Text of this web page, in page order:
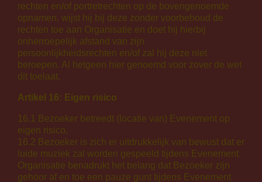
rechten en/of portretrechten op de bovengenoemde
opnamen, wijst hij bij deze zonder voorbehoud de
rechten toe aan Organisatie en doet hij hierbij
onherroepelijk afstand van zijn
persoonlijkheidsrechten en/of zal hij deze niet
beroepen. Al hetgeen hier genoemd voor zover de wet
dit toelaat.
Artikel 16: Eigen risico
16.1 Bezoeker betreedt (locatie van) Evenement op
eigen risico.
16.2 Bezoeker is zich er uitdrukkelijk van bewust dat er
luide muziek zal worden gespeeld tijdens Evenement.
Organisatie benadrukt het belang dat Bezoeker zijn
gehoor af en toe een pauze gunt tijdens Evenement